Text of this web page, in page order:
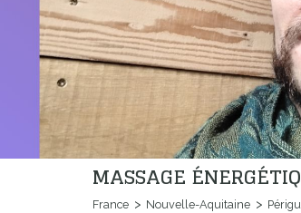
MASSAGE
France Nouvelle-Aquitaine